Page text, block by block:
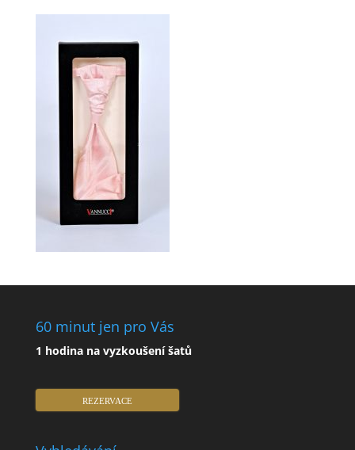
60 minut jen pro Vás
1 hodina na vyzkoušení šatů
REZERVACE